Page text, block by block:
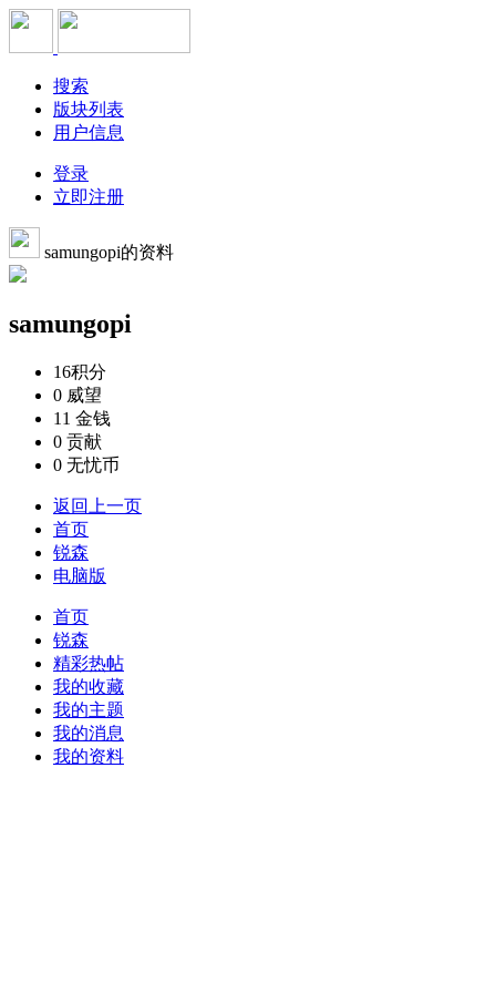
搜索
版块列表
用户信息
登录
立即注册
samungopi的资料
samungopi
16积分
0 威望
11 金钱
0 贡献
0 无忧币
返回上一页
首页
锐森
电脑版
首页
锐森
精彩热帖
我的收藏
我的主题
我的消息
我的资料